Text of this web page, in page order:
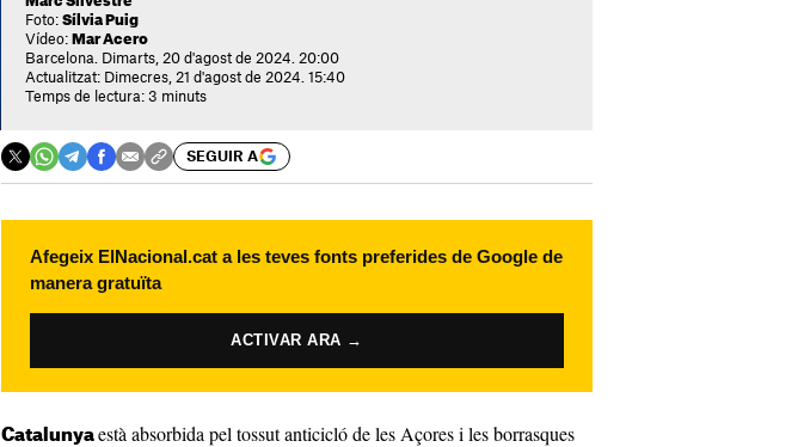
Foto: Sílvia Puig
Vídeo: Mar Acero
Barcelona. Dimarts, 20 d'agost de 2024. 20:00
Actualitzat: Dimecres, 21 d'agost de 2024. 15:40
Temps de lectura: 3 minuts
SEGUIR A
Afegeix ElNacional.cat a les teves fonts preferides de Google de
manera gratuïta
ACTIVAR ARA →
Catalunya està absorbida pel tossut anticicló de les Açores i les borrasques